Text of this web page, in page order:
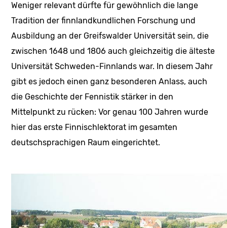
Weniger relevant dürfte für gewöhnlich die lange
Tradition der finnlandkundlichen Forschung und
Ausbildung an der Greifswalder Universität sein, die
zwischen 1648 und 1806 auch gleichzeitig die älteste
Universität Schweden-Finnlands war. In diesem Jahr
gibt es jedoch einen ganz besonderen Anlass, auch
die Geschichte der Fennistik stärker in den
Mittelpunkt zu rücken: Vor genau 100 Jahren wurde
hier das erste Finnischlektorat im gesamten
deutschsprachigen Raum eingerichtet.